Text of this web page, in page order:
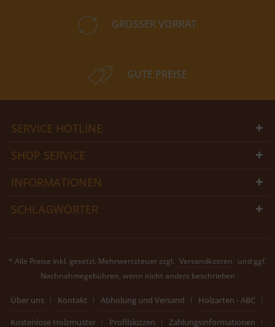
GROSSER VORRAT
GUTE PREISE
SERVICE HOTLINE
SHOP SERVICE
INFORMATIONEN
SCHLAGWÖRTER
* Alle Preise inkl. gesetzl. Mehrwertsteuer zzgl. Versandkosten und ggf.
Nachnahmegebühren, wenn nicht anders beschrieben
Über uns Kontakt Abholung und Versand
Holzarten - ABC
Kostenlose Holzmuster
Profilskizzen Zahlungsinformationen